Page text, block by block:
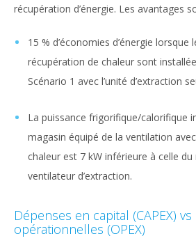
récupération d’énergie. Les avantages
15 % d’économies d’énergie lorsque
récupération de chaleur sont
Scénario 1 avec l’unité d’extraction
La puissance frigorifique/calorifique
magasin équipé de la ventilation
chaleur est 7 kW inférieure à celle
ventilateur d’extraction.
Dépenses en capital (CAPEX)
opérationnelles (OPEX)